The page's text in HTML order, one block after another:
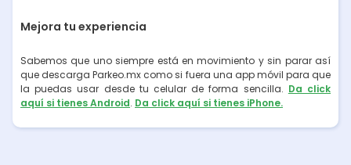
Mejora tu experiencia
Sabemos que uno siempre está en movimiento y sin parar así
que descarga Parkeo.mx como si fuera una app móvil para que
la puedas usar desde tu celular de forma sencilla. Da click
aquí si tienes Android. Da click aquí si tienes iPhone.